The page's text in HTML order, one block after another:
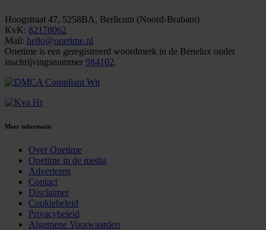
Hoogstraat 47, 5258BA, Berlicum (Noord-Brabant)
KvK: 82178062
Mail: hello@onetime.nl
Onetime is een geregistreerd woordmerk in de Benelux onder
inschrijvingsnummer 984102.
Meer informatie
Over Onetime
Onetime in de media
Adverteren
Contact
Disclaimer
Cookiebeleid
Privacybeleid
Algemene Voorwaarden